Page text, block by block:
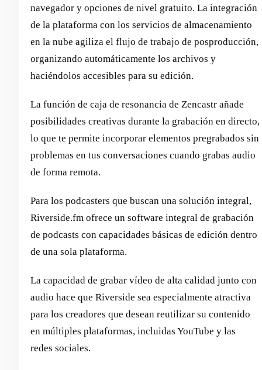
navegador y opciones de nivel gratuito. La integración
de la plataforma con los servicios de almacenamiento
en la nube agiliza el flujo de trabajo de posproducción,
organizando automáticamente los archivos y
haciéndolos accesibles para su edición.
La función de caja de resonancia de Zencastr añade
posibilidades creativas durante la grabación en directo,
lo que te permite incorporar elementos pregrabados sin
problemas en tus conversaciones cuando grabas audio
de forma remota.
Para los podcasters que buscan una solución integral,
Riverside.fm ofrece un software integral de grabación
de podcasts con capacidades básicas de edición dentro
de una sola plataforma.
La capacidad de grabar vídeo de alta calidad junto con
audio hace que Riverside sea especialmente atractiva
para los creadores que desean reutilizar su contenido
en múltiples plataformas, incluidas YouTube y las
redes sociales.